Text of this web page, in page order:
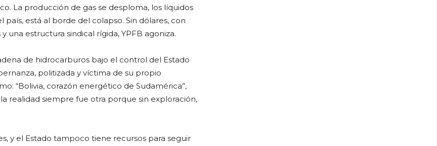
La producción de gas se desploma, los líquidos
está al borde del colapso. Sin dólares, con
una estructura sindical rígida, YPFB agoniza.
de hidrocarburos bajo el control del Estado
politizada y víctima de su propio
“Bolivia, corazón energético de Sudamérica”,
realidad siempre fue otra porque sin exploración,
y el Estado tampoco tiene recursos para seguir